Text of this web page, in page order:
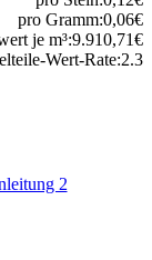
pro Gramm:0,06€
je m³:9.910,71€
Wert-Rate:2.3
2